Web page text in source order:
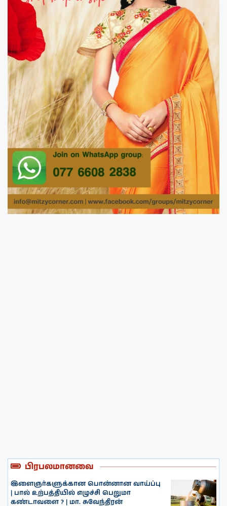
பிரபலமானவை
இளைஞர்களுக்கான பொன்னான வாய்ப்பு
| பால் உற்பத்தியில் எழுச்சி பெறுமா
கண்டாவளை ? | மா. சுவேந்திரன்